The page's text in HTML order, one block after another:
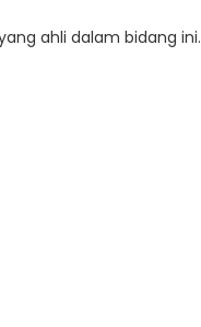
ahli dalam bidang ini.